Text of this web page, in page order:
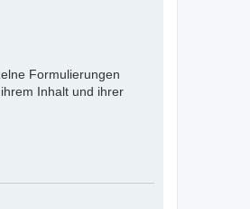
Formulierungen
Inhalt und ihrer